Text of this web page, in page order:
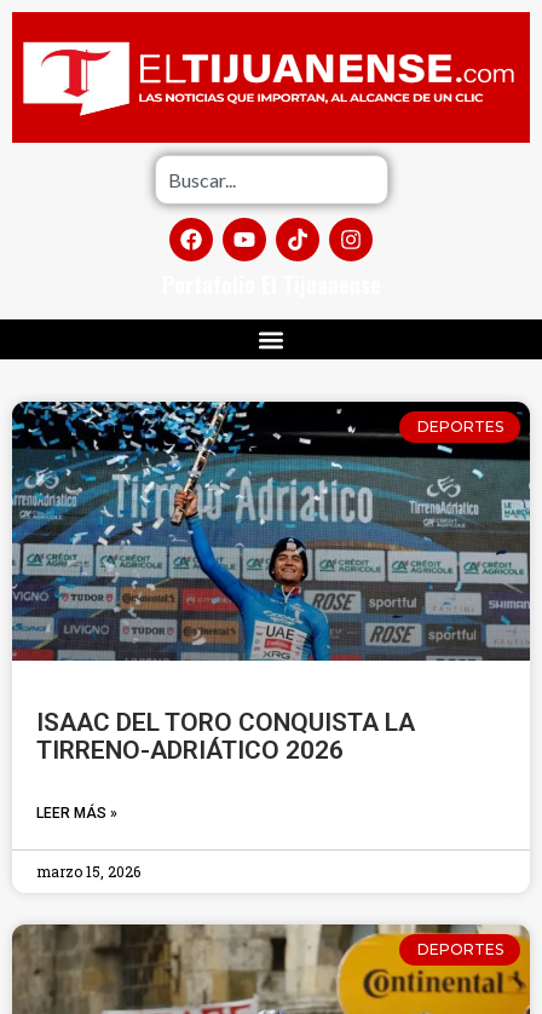
DEPORTES
ISAAC DEL TORO CONQUISTA LA
TIRRENO-ADRIÁTICO 2026
LEER MÁS »
marzo 15, 2026
DEPORTES